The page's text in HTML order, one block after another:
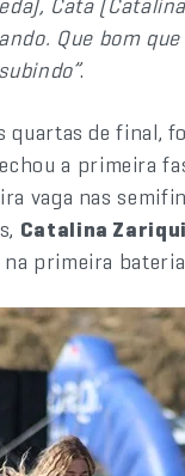
Que bom
.
de final,
a primeira
vaga nas
Catalina
primeira